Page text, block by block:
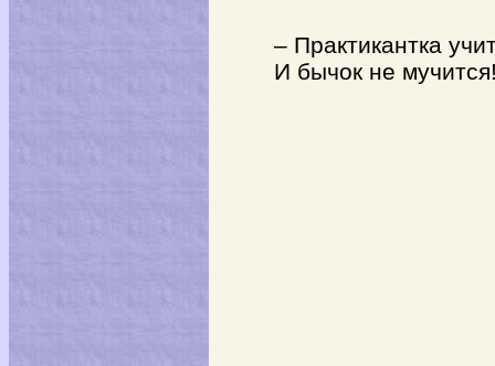
– Практикантка
И бычок не